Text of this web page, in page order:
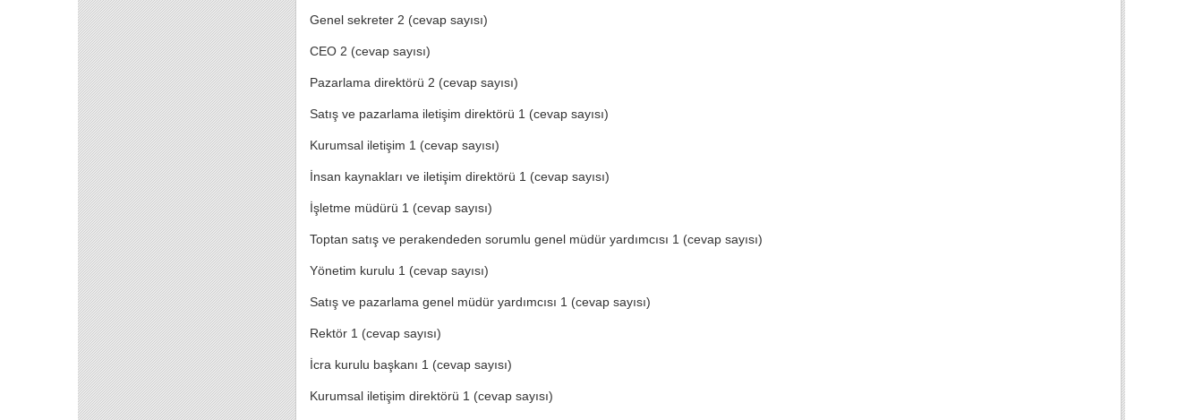
Genel sekreter 2 (cevap sayısı)
CEO 2 (cevap sayısı)
Pazarlama direktörü 2 (cevap sayısı)
Satış ve pazarlama iletişim direktörü 1 (cevap sayısı)
Kurumsal iletişim 1 (cevap sayısı)
İnsan kaynakları ve iletişim direktörü 1 (cevap sayısı)
İşletme müdürü 1 (cevap sayısı)
Toptan satış ve perakendeden sorumlu genel müdür yardımcısı 1 (cevap sayısı)
Yönetim kurulu 1 (cevap sayısı)
Satış ve pazarlama genel müdür yardımcısı 1 (cevap sayısı)
Rektör 1 (cevap sayısı)
İcra kurulu başkanı 1 (cevap sayısı)
Kurumsal iletişim direktörü 1 (cevap sayısı)